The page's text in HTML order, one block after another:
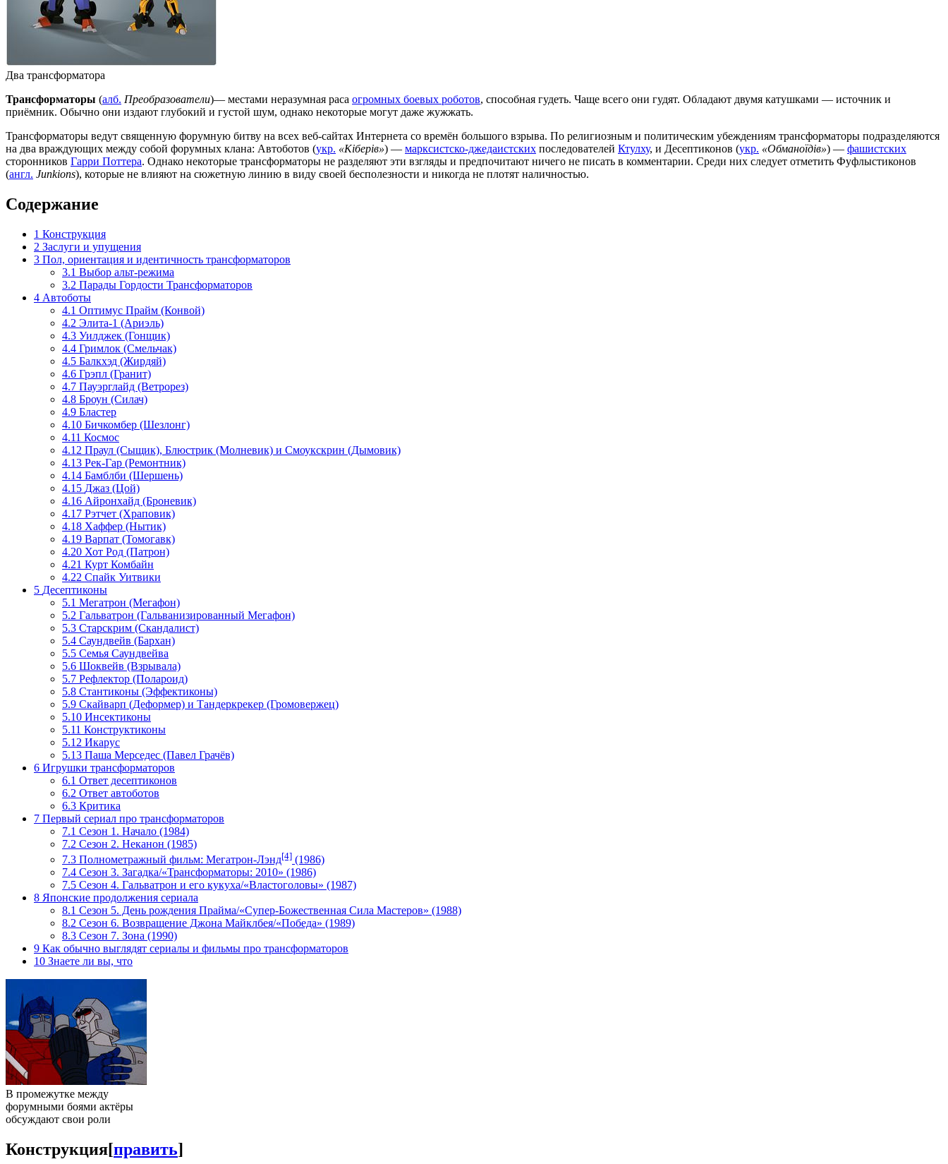
Два трансформатора
Трансформаторы (алб. Преобразователи)— местами неразумная раса огромных боевых роботов, способная гудеть. Чаще всего они гудят. Обладают двумя катушками — источник и
приёмник. Обычно они издают глубокий и густой шум, однако некоторые могут даже жужжать.
Трансформаторы ведут священную форумную битву на всех веб-сайтах Интернета со времён большого взрыва. По религиозным и политическим убеждениям трансформаторы подразделяются
на два враждующих между собой форумных клана: Автоботов (укр. «Кіберів») — марксистско-джедаистских последователей Ктулху, и Десептиконов (укр. «Обманоїдів») — фашистских
сторонников Гарри Поттера. Однако некоторые трансформаторы не разделяют эти взгляды и предпочитают ничего не писать в комментарии. Среди них следует отметить Фуфлыстиконов
(англ. Junkions), которые не влияют на сюжетную линию в виду своей бесполезности и никогда не плотят наличностью.
Содержание
1 Конструкция
2 Заслуги и упущения
3 Пол, ориентация и идентичность трансформаторов
3.1 Выбор альт-режима
3.2 Парады Гордости Трансформаторов
4 Автоботы
4.1 Оптимус Прайм (Конвой)
4.2 Элита-1 (Ариэль)
4.3 Уилджек (Гонщик)
4.4 Гримлок (Смельчак)
4.5 Балкхэд (Жирдяй)
4.6 Грэпл (Гранит)
4.7 Пауэрглайд (Ветрорез)
4.8 Броун (Силач)
4.9 Бластер
4.10 Бичкомбер (Шезлонг)
4.11 Космос
4.12 Праул (Сыщик), Блюстрик (Молневик) и Смоукскрин (Дымовик)
4.13 Рек-Гар (Ремонтник)
4.14 Бамблби (Шершень)
4.15 Джаз (Цой)
4.16 Айронхайд (Броневик)
4.17 Рэтчет (Храповик)
4.18 Хаффер (Нытик)
4.19 Варпат (Томогавк)
4.20 Хот Род (Патрон)
4.21 Курт Комбайн
4.22 Спайк Уитвики
5 Десептиконы
5.1 Мегатрон (Мегафон)
5.2 Гальватрон (Гальванизированный Мегафон)
5.3 Старскрим (Скандалист)
5.4 Саундвейв (Бархан)
5.5 Семья Саундвейва
5.6 Шоквейв (Взрывала)
5.7 Рефлектор (Полароид)
5.8 Стантиконы (Эффектиконы)
5.9 Скайварп (Деформер) и Тандеркрекер (Громовержец)
5.10 Инсектиконы
5.11 Конструктиконы
5.12 Икарус
5.13 Паша Мерседес (Павел Грачёв)
6 Игрушки трансформаторов
6.1 Ответ десептиконов
6.2 Ответ автоботов
6.3 Критика
7 Первый сериал про трансформаторов
7.1 Сезон 1. Начало (1984)
7.2 Сезон 2. Неканон (1985)
7.3 Полнометражный фильм: Мегатрон-Лэнд[4] (1986)
7.4 Сезон 3. Загадка/«Трансформаторы: 2010» (1986)
7.5 Сезон 4. Гальватрон и его кукуха/«Властоголовы» (1987)
8 Японские продолжения сериала
8.1 Сезон 5. День рождения Прайма/«Супер-Божественная Сила Мастеров» (1988)
8.2 Сезон 6. Возвращение Джона Майклбея/«Победа» (1989)
8.3 Сезон 7. Зона (1990)
9 Как обычно выглядят сериалы и фильмы про трансформаторов
10 Знаете ли вы, что
В промежутке между
форумными боями актёры
обсуждают свои роли
Конструкция[править]